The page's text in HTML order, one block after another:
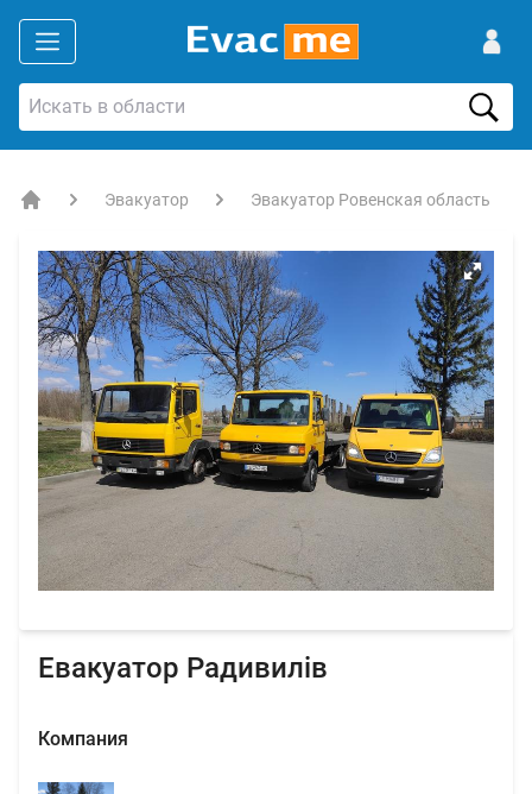
Эвакуатор Эвакуатор Ровенская область
Евакуатор Радивилів
Компания